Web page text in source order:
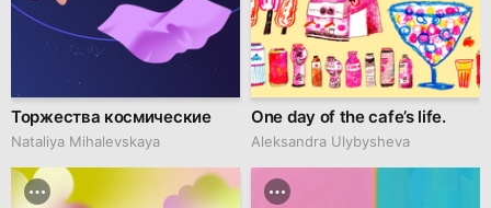
Торжества космические
Nataliya Mihalevskaya
One day of the cafe’s life.
Aleksandra Ulybysheva